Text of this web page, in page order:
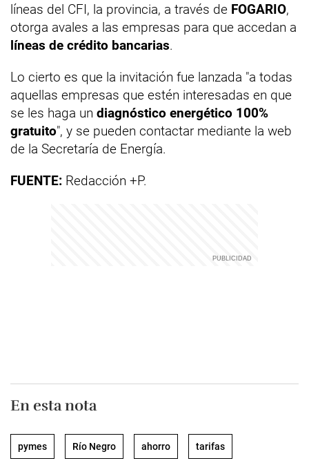
líneas del CFI, la provincia, a través de FOGARIO,
otorga avales a las empresas para que accedan a
líneas de crédito bancarias.
Lo cierto es que la invitación fue lanzada "a todas
aquellas empresas que estén interesadas en que
se les haga un diagnóstico energético 100%
gratuito", y se pueden contactar mediante la web
de la Secretaría de Energía.
FUENTE: Redacción +P.
En esta nota
pymes Río Negro ahorro tarifas